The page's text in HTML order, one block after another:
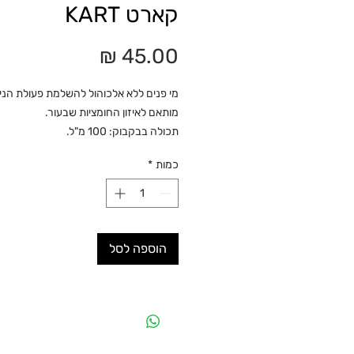
קארט KART
מי פנים ללא אלכוהול להשלמת פעולת
מותאם לאיזון החומציות שבעור.
תכולה בבקבוק: 100 מ"ל.
כמות *
הוספה לסל